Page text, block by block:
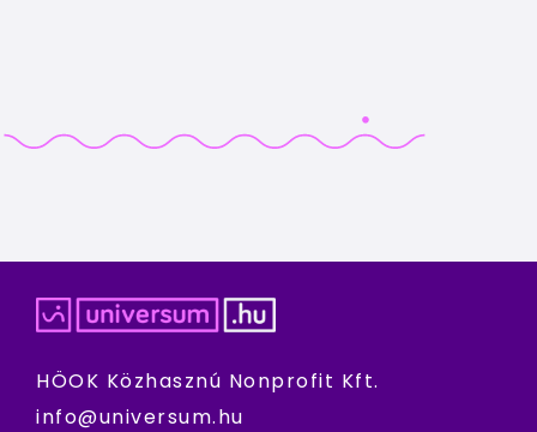
HÖOK Közhasznú Nonprofit Kft.
info@universum.hu